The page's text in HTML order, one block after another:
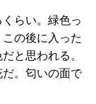
らい。緑色っ
の後に入った
と思われる。
。匂いの面で